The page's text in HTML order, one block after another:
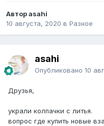
Автор asahi
10 августа, 2020 в Разное
asahi
Опубликовано 10
Друзья,
украли колпачки с литья.
вопрос где купить новые